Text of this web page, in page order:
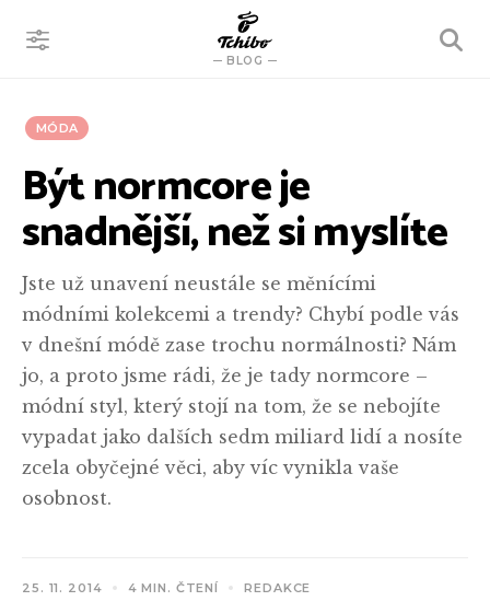
BLOG
VYHLEDÁVÁNÍ
MÓDA
Být normcore je
snadnější, než si myslíte
Jste už unavení neustále se měnícími
módními kolekcemi a trendy? Chybí podle vás
v dnešní módě zase trochu normálnosti? Nám
jo, a proto jsme rádi, že je tady normcore –
módní styl, který stojí na tom, že se nebojíte
vypadat jako dalších sedm miliard lidí a nosíte
zcela obyčejné věci, aby víc vynikla vaše
osobnost.
25. 11. 2014 4 MIN. ČTENÍ REDAKCE